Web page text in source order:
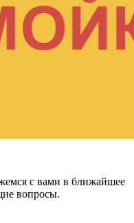
с вами в ближайшее
вопросы.